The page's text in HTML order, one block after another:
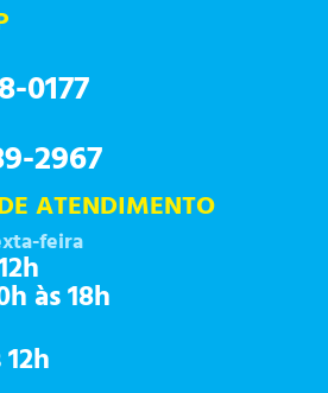
0177
2967
ATENDIMENTO
feira
às 18h